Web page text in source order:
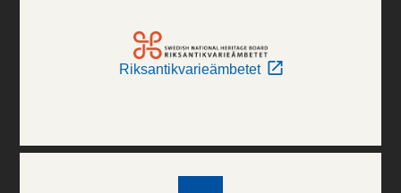
Riksantikvarieämbetet